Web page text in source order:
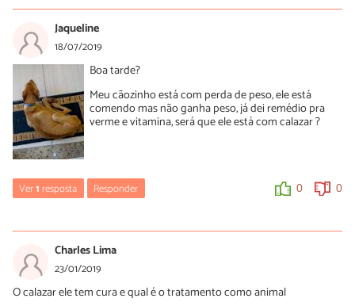
Jaqueline
18/07/2019
Boa tarde?
Meu cãozinho está com perda de peso, ele está
comendo mas não ganha peso, já dei remédio pra
verme e vitamina, será que ele está com calazar ?
Ver1resposta Responder 0 0
22/07/2019
Oi Jaqueline! Sem ver o seu cachorro não conseguimos passar
nenhum diagnóstico. No entanto, é muito importante que você
busque ajuda de um médico veterinário de confiança.
Charles Lima
23/01/2019
O calazar ele tem cura e qual é o tratamento como animal